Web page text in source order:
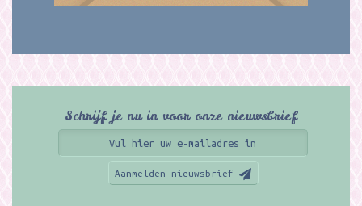
Schrijf je nu in voor onze nieuwsbrief
Aanmelden nieuwsbrief